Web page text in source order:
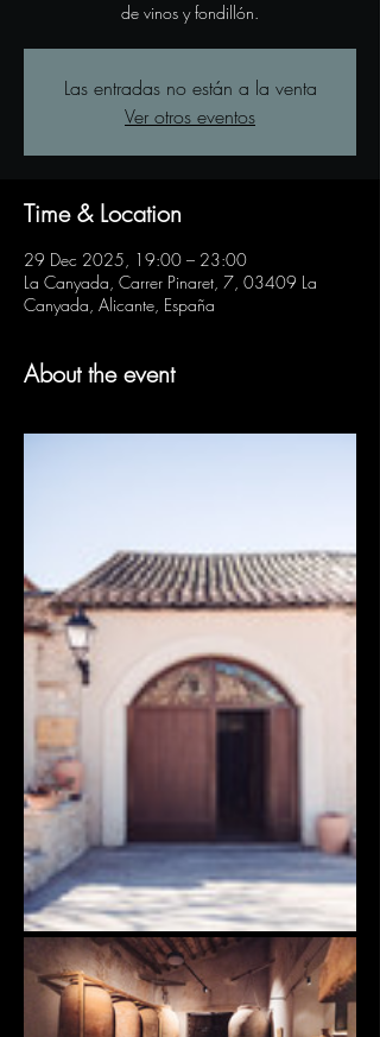
de vinos y fondillón.
Las entradas no están a la venta
Ver otros eventos
Time & Location
29 Dec 2025, 19:00 – 23:00
La Canyada, Carrer Pinaret, 7, 03409 La
Canyada, Alicante, España
About the event